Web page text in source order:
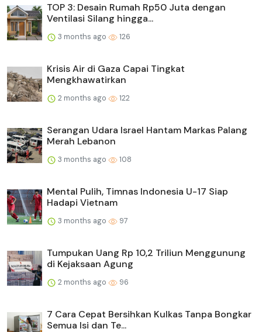
TOP 3: Desain Rumah Rp50 Juta dengan
Ventilasi Silang hingga...
3 months ago 126
Krisis Air di Gaza Capai Tingkat
Mengkhawatirkan
2 months ago 122
Serangan Udara Israel Hantam Markas Palang
Merah Lebanon
3 months ago 108
Mental Pulih, Timnas Indonesia U-17 Siap
Hadapi Vietnam
3 months ago 97
Tumpukan Uang Rp 10,2 Triliun Menggunung
di Kejaksaan Agung
2 months ago 96
7 Cara Cepat Bersihkan Kulkas Tanpa Bongkar
Semua Isi dan Te...